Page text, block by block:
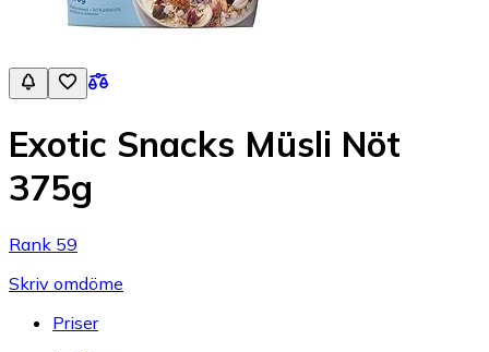
Exotic Snacks Müsli Nöt
375g
Rank 59
Skriv omdöme
Priser